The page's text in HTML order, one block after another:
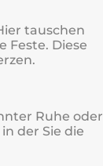
tauschen
Feste. Diese
Ruhe oder
der Sie die